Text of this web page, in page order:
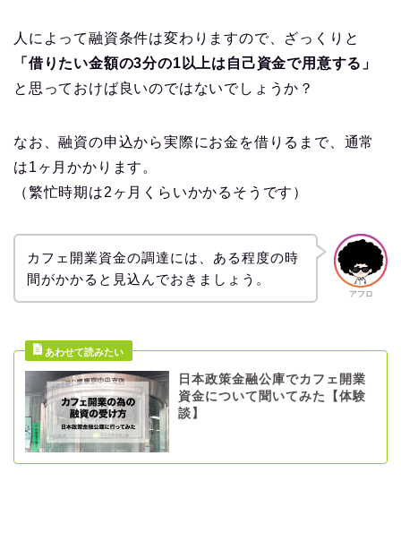
人によって融資条件は変わりますので、ざっくりと
「借りたい金額の3分の1以上は自己資金で用意する」
と思っておけば良いのではないでしょうか？
なお、融資の申込から実際にお金を借りるまで、通常
は1ヶ月かかります。
（繁忙時期は2ヶ月くらいかかるそうです）
アフロ
カフェ開業資金の調達には、ある程度の時
間がかかると見込んでおきましょう。
日本政策金融公庫でカフェ開業
資金について聞いてみた【体験
談】